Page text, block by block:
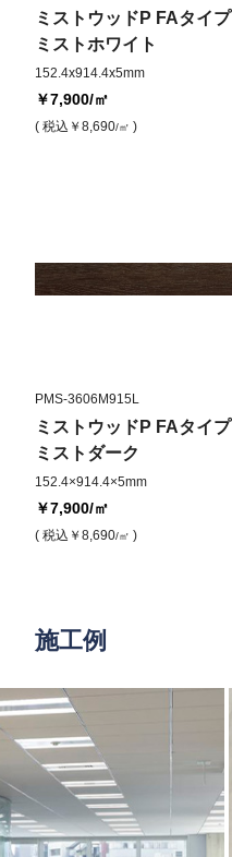
ミストウッドP FAタイプ
ミストホワイト
152.4x914.4x5mm
￥7,900/㎡
( 税込 ￥8,690/㎡ )
PMS-3606M915L
ミストウッドP FAタイプ
ミストダーク
152.4×914.4×5mm
￥7,900/㎡
( 税込 ￥8,690/㎡ )
施工例